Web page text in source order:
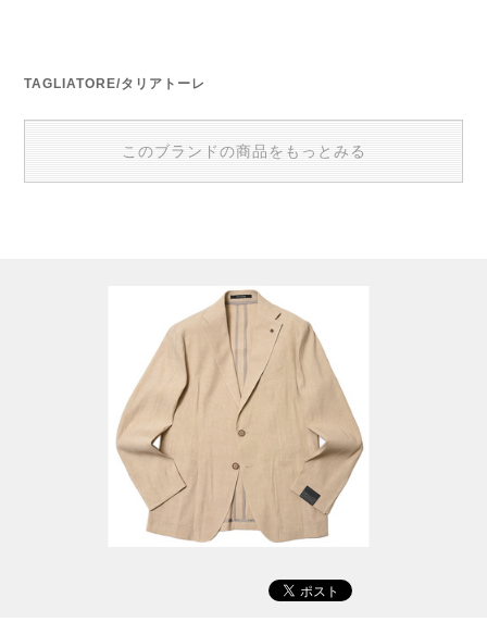
TAGLIATORE/タリアトーレ
このブランドの商品をもっとみる